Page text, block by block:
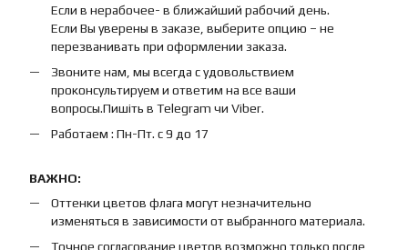
Если в нерабочее- в ближайший рабочий день.
Если Вы уверены в заказе, выберите опцию – не
перезванивать при оформлении заказа.
Звоните нам, мы всегда с удовольствием
проконсультируем и ответим на все ваши
вопросы.Пишіть в Telegram чи Viber.
Работаем : Пн-Пт. с 9 до 17
ВАЖНО:
Оттенки цветов флага могут незначительно
изменяться в зависимости от выбранного материала.
Точное согласование цветов возможно только после